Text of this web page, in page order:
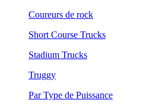
Coureurs de rock
Short Course Trucks
Stadium Trucks
Truggy
Par Type de Puissance